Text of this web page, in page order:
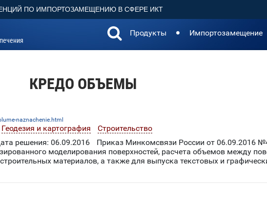
ПО ИМПОРТОЗАМЕЩЕНИЮ В СФЕРЕ ИКТ
Продукты Импортозамещение
КРЕДО ОБЪЕМЫ
naznachenie.html
Геодезия и картография
Строительство
решения: 06.09.2016
Приказ Минкомсвязи России от 06.09.2016
моделирования поверхностей, расчета объемов между
материалов, а также для выпуска текстовых и